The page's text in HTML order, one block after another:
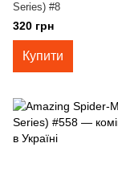
Series) #8
320 грн
Купити